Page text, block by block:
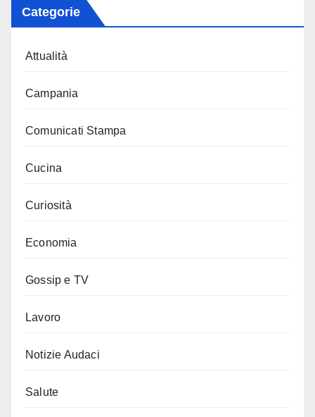
Categorie
Attualità
Campania
Comunicati Stampa
Cucina
Curiosità
Economia
Gossip e TV
Lavoro
Notizie Audaci
Salute